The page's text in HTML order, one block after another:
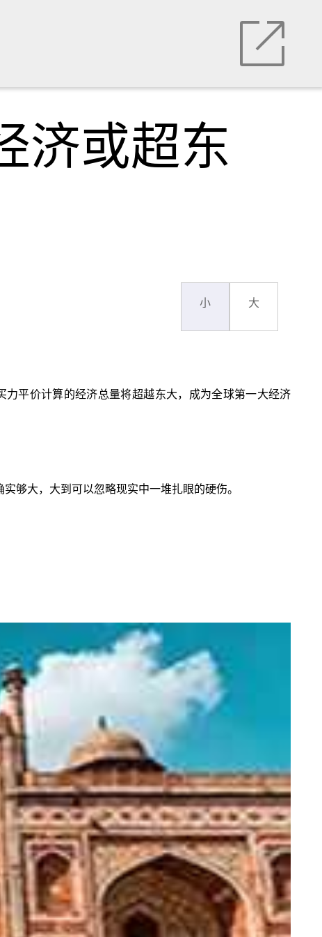
济或超东
小 大
平价计算的经济总量将超越东大，成为全球第一大经济
够大，大到可以忽略现实中一堆扎眼的硬伤。